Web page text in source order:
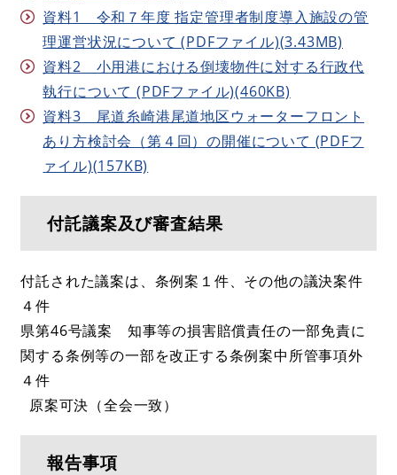
資料1 令和７年度 指定管理者制度導入施設の管
理運営状況について (PDFファイル)(3.43MB)
資料2 小用港における倒壊物件に対する行政代
執行について (PDFファイル)(460KB)
資料3 尾道糸崎港尾道地区ウォーターフロント
あり方検討会（第４回）の開催について (PDFフ
ァイル)(157KB)
付託議案及び審査結果
付託された議案は、条例案１件、その他の議決案件
４件
県第46号議案 知事等の損害賠償責任の一部免責に
関する条例等の一部を改正する条例案中所管事項外
４件
原案可決（全会一致）
報告事項